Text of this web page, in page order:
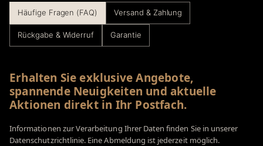
Häufige Fragen (FAQ) Versand & Zahlung
Rückgabe & Widerruf Garantie
Erhalten Sie exklusive Angebote,
spannende Neuigkeiten und aktuelle
Aktionen direkt in Ihr Postfach.
Informationen zur Verarbeitung Ihrer Daten finden Sie in unserer
Datenschutzrichtlinie. Eine Abmeldung ist jederzeit möglich.